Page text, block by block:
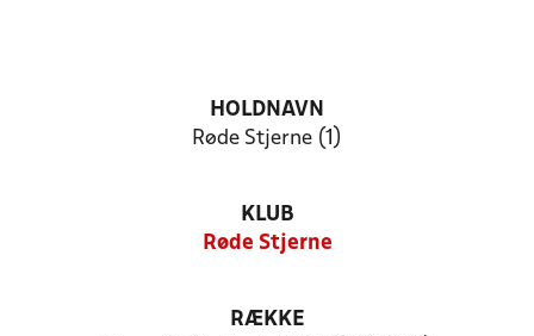
HOLDNAVN
Røde Stjerne (1)
KLUB
Røde Stjerne
RÆKKE